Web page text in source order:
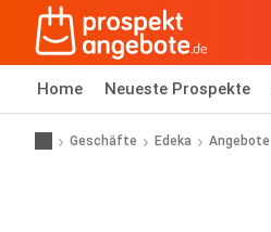
Home Neueste Prospekte
Geschäfte Edeka Angebote